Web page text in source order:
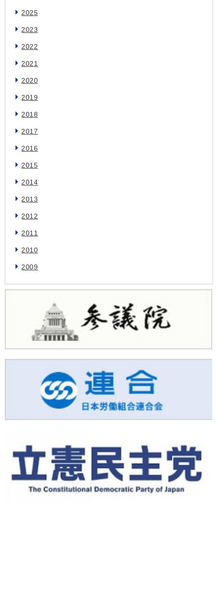
2025
2023
2022
2021
2020
2019
2018
2017
2016
2015
2014
2013
2012
2011
2010
2009